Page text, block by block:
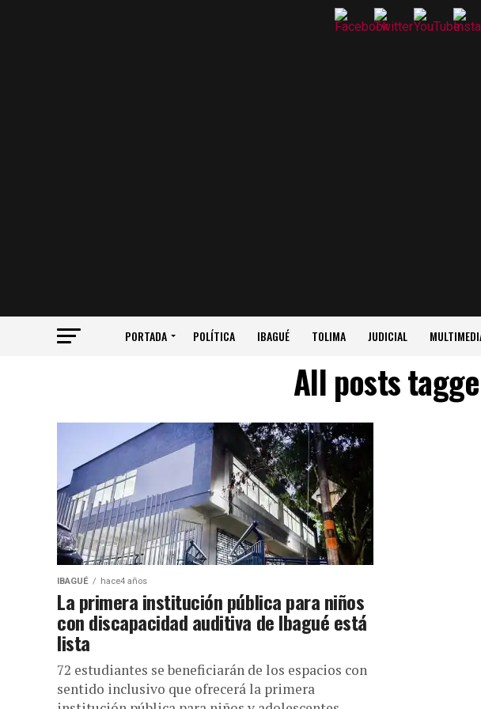
PORTADA POLÍTICA IBAGUÉ TOLIMA JUDICIAL
All posts
IBAGUÉ hace4 años
La primera institución pública para niños
con discapacidad auditiva de Ibagué está
lista
72 estudiantes se beneficiarán de los espacios con
sentido inclusivo que ofrecerá la primera